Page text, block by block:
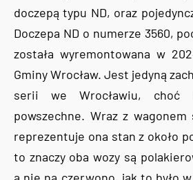
doczepą typu ND, oraz
Doczepa ND o numerze 3560,
została wyremontowana w
Gminy Wrocław. Jest jedyną
serii we Wrocławiu, choć
powszechne. Wraz z
reprezentuje ona stan z około
to znaczy oba wozy są